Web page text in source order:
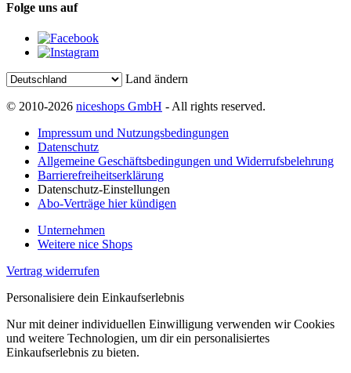
Folge uns auf
Land ändern
© 2010-2026 niceshops GmbH - All rights reserved.
Impressum und Nutzungsbedingungen
Datenschutz
Allgemeine Geschäftsbedingungen und Widerrufsbelehrung
Barrierefreiheitserklärung
Datenschutz-Einstellungen
Abo-Verträge hier kündigen
Unternehmen
Weitere nice Shops
Vertrag widerrufen
Personalisiere dein Einkaufserlebnis
Nur mit deiner individuellen Einwilligung verwenden wir Cookies
und weitere Technologien, um dir ein personalisiertes
Einkaufserlebnis zu bieten.